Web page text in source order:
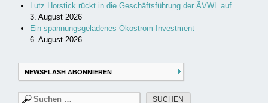
Lutz Horstick rückt in die Geschäftsführung der ÄVWL auf
3. August 2026
Ein spannungsgeladenes Ökostrom-Investment
6. August 2026
NEWSFLASH ABONNIEREN
Suchen